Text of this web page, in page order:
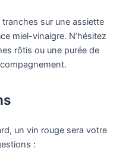
sur une assiette
miel-vinaigre. N’hésitez
rôtis ou une purée de
un vin rouge sera votre
: